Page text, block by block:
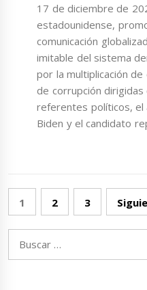
17 de diciembre de
estadounidense,
comunicación
imitable del sistema
por la multiplicación de
de corrupción
referentes políticos, el
Biden y el candidato
Paginación
de
entradas
1 2 3